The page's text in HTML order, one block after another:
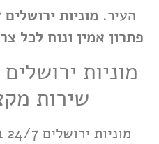
העיר.
פתרון אמין ונוח לכל
שירות